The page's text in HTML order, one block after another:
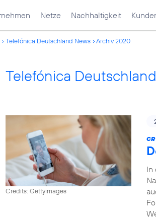
Netze Nachhaltigkeit
Telefónica Deutschland News Archiv 2020
Telefónica
Credits: Gettyimages
In